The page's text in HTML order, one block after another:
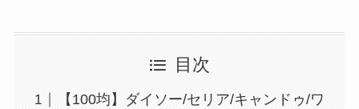
目次
【100均】ダイソー/セリア/キャンドゥ/ワ